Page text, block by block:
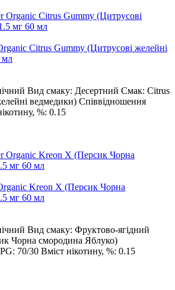
Citrus Gummy (Цитрусові желейні
мл
Вид смаку: Десертний Смак: Citrus
ведмедики) Співвідношення
%: 0.15
Kreon Х (Персик Чорна
мг 60 мл
Вид смаку: Фруктово-ягідний
Чорна смородина Яблуко)
70/30 Вміст нікотину, %: 0.15